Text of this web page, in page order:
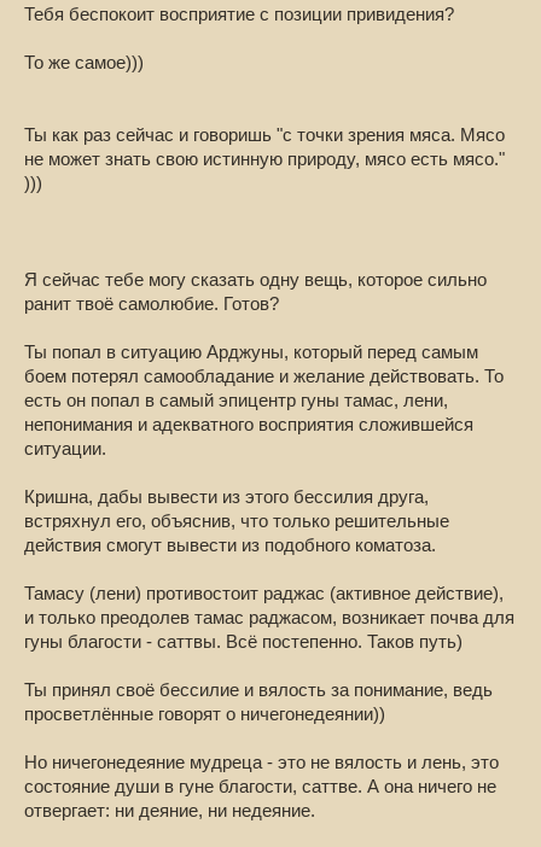
Тебя беспокоит восприятие с позиции привидения?
То же самое)))
Ты как раз сейчас и говоришь "с точки зрения мяса. Мясо
не может знать свою истинную природу, мясо есть мясо."
)))
Я сейчас тебе могу сказать одну вещь, которое сильно
ранит твоё самолюбие. Готов?
Ты попал в ситуацию Арджуны, который перед самым
боем потерял самообладание и желание действовать. То
есть он попал в самый эпицентр гуны тамас, лени,
непонимания и адекватного восприятия сложившейся
ситуации.
Кришна, дабы вывести из этого бессилия друга,
встряхнул его, объяснив, что только решительные
действия смогут вывести из подобного коматоза.
Тамасу (лени) противостоит раджас (активное действие),
и только преодолев тамас раджасом, возникает почва для
гуны благости - саттвы. Всё постепенно. Таков путь)
Ты принял своё бессилие и вялость за понимание, ведь
просветлённые говорят о ничегонедеянии))
Но ничегонедеяние мудреца - это не вялость и лень, это
состояние души в гуне благости, саттве. А она ничего не
отвергает: ни деяние, ни недеяние.